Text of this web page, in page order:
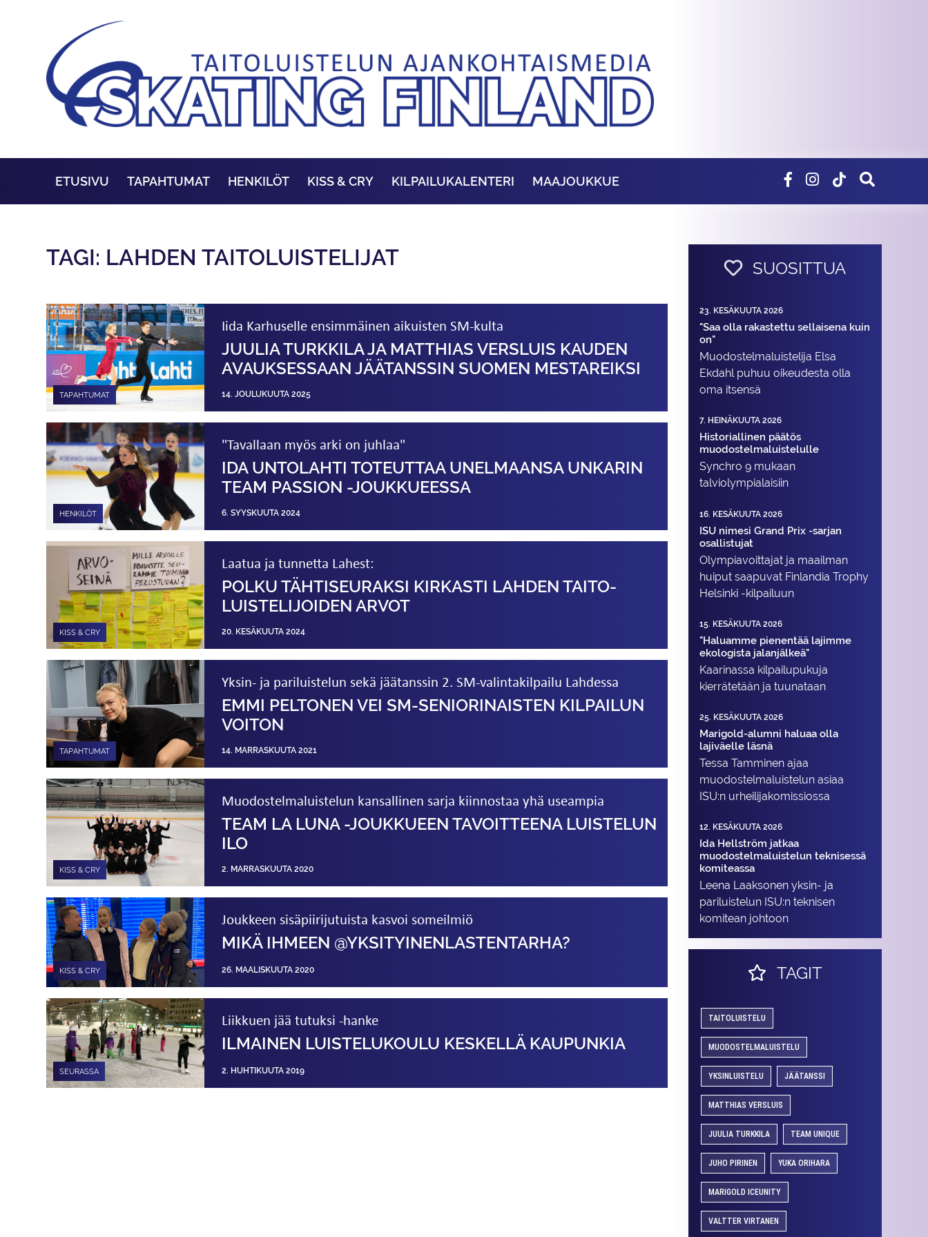
ETUSIVU TAPAHTUMAT HENKILÖT KISS & CRY KILPAILUKALENTERI MAAJOUKKUE
TAGI: LAHDEN TAITOLUISTELIJAT
TAPAHTUMAT
Iida Karhuselle ensimmäinen aikuisten SM-kulta
JUULIA TURKKILA JA MATTHIAS VERSLUIS KAUDEN
AVAUKSESSAAN JÄÄTANSSIN SUOMEN MESTAREIKSI
14. JOULUKUUTA 2025
HENKILÖT
"Tavallaan myös arki on juhlaa"
IDA UNTOLAHTI TOTEUTTAA UNELMAANSA UNKARIN
TEAM PASSION -JOUKKUEESSA
6. SYYSKUUTA 2024
KISS & CRY
Laatua ja tunnetta Lahest:
POLKU TÄHTISEURAKSI KIRKASTI LAHDEN TAITO­
LUISTELIJOIDEN ARVOT
20. KESÄKUUTA 2024
TAPAHTUMAT
Yksin- ja pariluistelun sekä jäätanssin 2. SM-valintakilpailu Lahdessa
EMMI PELTONEN VEI SM-SENIORINAISTEN KILPAILUN
VOITON
14. MARRASKUUTA 2021
KISS & CRY
Muodostelma­luistelun kansallinen sarja kiinnostaa yhä useampia
TEAM LA LUNA ­-JOUKKUEEN TAVOITTEENA LUISTELUN
ILO
2. MARRASKUUTA 2020
KISS & CRY
Joukkeen sisäpiirijutuista kasvoi someilmiö
MIKÄ IHMEEN @YKSITYINEN­LASTENTARHA?
26. MAALISKUUTA 2020
SEURASSA
Liikkuen jää tutuksi -hanke
ILMAINEN LUISTELUKOULU KESKELLÄ KAUPUNKIA
2. HUHTIKUUTA 2019
SUOSITTUA
23. KESÄKUUTA 2026
"Saa olla rakastettu sellaisena kuin
on"
Muodostelma­luistelija Elsa
Ekdahl puhuu oikeudesta olla
oma itsensä
7. HEINÄKUUTA 2026
Historiallinen päätös
muodostelmaluistelulle
Synchro 9 mukaan
talviolympialaisiin
16. KESÄKUUTA 2026
ISU nimesi Grand Prix -sarjan
osallistujat
Olympiavoittajat ja maailman
huiput saapuvat Finlandia Trophy
Helsinki -kilpailuun
15. KESÄKUUTA 2026
"Haluamme pienentää lajimme
ekologista jalanjälkeä"
Kaarinassa kilpailupukuja
kierrätetään ja tuunataan
25. KESÄKUUTA 2026
Marigold-alumni haluaa olla
lajiväelle läsnä
Tessa Tamminen ajaa
muodostelma­luistelun asiaa
ISU:n urheilija­komissiossa
12. KESÄKUUTA 2026
Ida Hellström jatkaa
muodostelmaluistelun teknisessä
komiteassa
Leena Laaksonen yksin- ja
pariluistelun ISU:n teknisen
komitean johtoon
TAGIT
TAITOLUISTELU
MUODOSTELMALUISTELU
YKSINLUISTELU JÄÄTANSSI
MATTHIAS VERSLUIS
JUULIA TURKKILA TEAM UNIQUE
JUHO PIRINEN YUKA ORIHARA
MARIGOLD ICEUNITY
VALTTER VIRTANEN